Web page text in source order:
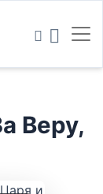
Веру,